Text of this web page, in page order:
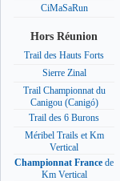
CiMaSaRun
Hors Réunion
Trail des Hauts Forts
Sierre Zinal
Trail Championnat du
Canigou (Canigó)
Trail des 6 Burons
Méribel Trails et Km
Vertical
Championnat France de
Km Vertical